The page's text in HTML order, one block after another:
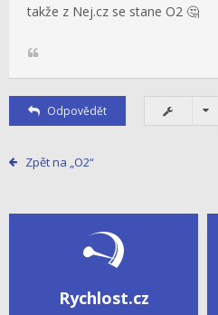
takže z Nej.cz se stane O2 🤔
Odpovědět
Zpět na „O2“
Rychlost.cz